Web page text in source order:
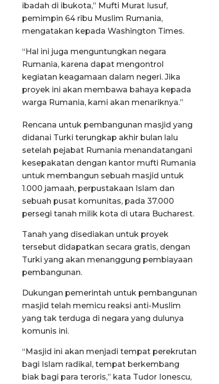
ibadah di ibukota,” Mufti Murat Iusuf,
pemimpin 64 ribu Muslim Rumania,
mengatakan kepada Washington Times.
“Hal ini juga menguntungkan negara
Rumania, karena dapat mengontrol
kegiatan keagamaan dalam negeri. Jika
proyek ini akan membawa bahaya kepada
warga Rumania, kami akan menariknya.”
Rencana untuk pembangunan masjid yang
didanai Turki terungkap akhir bulan lalu
setelah pejabat Rumania menandatangani
kesepakatan dengan kantor mufti Rumania
untuk membangun sebuah masjid untuk
1.000 jamaah, perpustakaan Islam dan
sebuah pusat komunitas, pada 37.000
persegi tanah milik kota di utara Bucharest.
Tanah yang disediakan untuk proyek
tersebut didapatkan secara gratis, dengan
Turki yang akan menanggung pembiayaan
pembangunan.
Dukungan pemerintah untuk pembangunan
masjid telah memicu reaksi anti-Muslim
yang tak terduga di negara yang dulunya
komunis ini.
“Masjid ini akan menjadi tempat perekrutan
bagi Islam radikal, tempat berkembang
biak bagi para teroris,” kata Tudor Ionescu,